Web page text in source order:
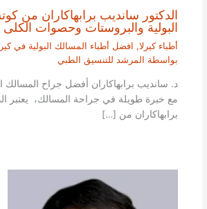
الدكتور سانديب برابهاكاران من
البولية والبروستات وحصوات الكلى
أطباء كيرلا, افضل أطباء المسالك البولية في كيرلا،
بواسطة المرشد للتنسيق الطبي
د. سانديب برابهاكاران أفضل جراح المسالك
مع خبرة طويلة في جراحة المسالك، يعتبر
برابهاكاران من […]